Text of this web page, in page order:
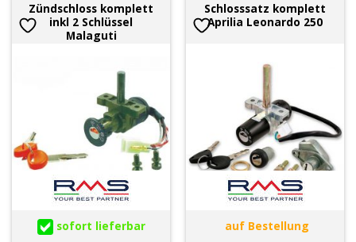
Zündschloss komplett
inkl 2 Schlüssel
Malaguti
sofort lieferbar
Schlosssatz komplett
Aprilia Leonardo 250
auf Bestellung